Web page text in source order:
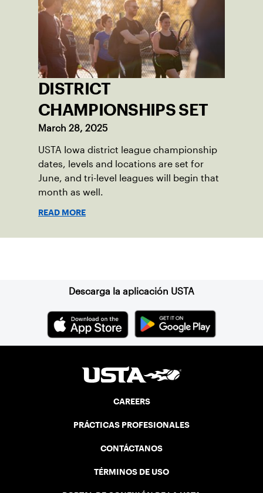
DISTRICT
CHAMPIONSHIPS SET
March 28, 2025
USTA Iowa district league championship
dates, levels and locations are set for
June, and tri-level leagues will begin that
month as well.
READ MORE
Descarga la aplicación USTA
CAREERS
PRÁCTICAS PROFESIONALES
CONTÁCTANOS
TÉRMINOS DE USO